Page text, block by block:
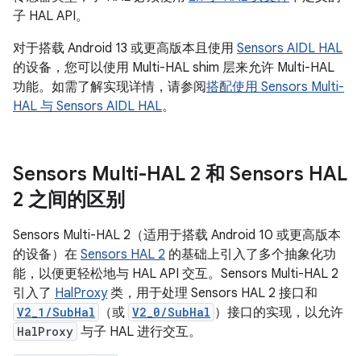
子 HAL API。
对于搭载 Android 13 或更高版本且使用 Sensors AIDL HAL
的设备，您可以使用 Multi-HAL shim 层来允许 Multi-HAL
功能。如需了解实现详情，请参阅搭配使用 Sensors Multi-
HAL 与 Sensors AIDL HAL。
Sensors Multi-HAL 2 和 Sensors HAL
2 之间的区别
Sensors Multi-HAL 2（适用于搭载 Android 10 或更高版本
的设备）在 Sensors HAL 2 的基础上引入了多个抽象化功
能，以便更轻松地与 HAL API 交互。Sensors Multi-HAL 2
引入了 HalProxy类，用于处理 Sensors HAL 2 接口和
V2_1/SubHal （或 V2_0/SubHal ）接口的实现，以允许
HalProxy 与子 HAL 进行交互。